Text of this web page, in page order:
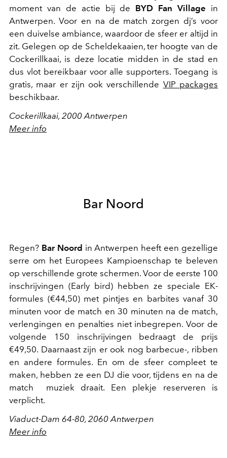
moment van de actie bij de BYD Fan Village in
Antwerpen. Voor en na de match zorgen dj’s voor
een duivelse ambiance, waardoor de sfeer er altijd in
zit. Gelegen op de Scheldekaaien, ter hoogte van de
Cockerillkaai, is deze locatie midden in de stad en
dus vlot bereikbaar voor alle supporters. Toegang is
gratis, maar er zijn ook verschillende VIP packages
beschikbaar.
Cockerillkaai, 2000 Antwerpen
Meer info
Bar Noord
Regen? Bar Noord in Antwerpen heeft een gezellige
serre om het Europees Kampioenschap te beleven
op verschillende grote schermen. Voor de eerste 100
inschrijvingen (Early bird) hebben ze speciale EK-
formules (€44,50) met pintjes en barbites vanaf 30
minuten voor de match en 30 minuten na de match,
verlengingen en penalties niet inbegrepen. Voor de
volgende 150 inschrijvingen bedraagt de prijs
€49,50. Daarnaast zijn er ook nog barbecue-, ribben
en andere formules. En om de sfeer compleet te
maken, hebben ze een DJ die voor, tijdens en na de
match muziek draait. Een plekje reserveren is
verplicht.
Viaduct-Dam 64-80, 2060 Antwerpen
Meer info